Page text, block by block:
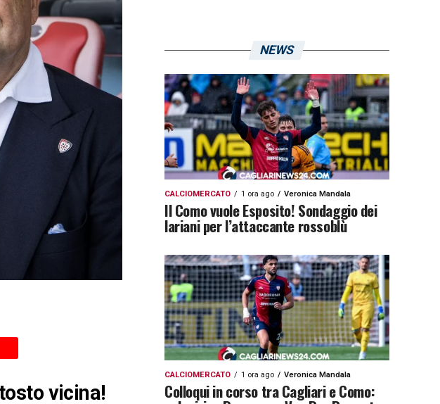
vicina!
NEWS
CALCIOMERCATO 1 ora ago Veronica Mandala
Il Como vuole Esposito! Sondaggio dei
lariani per l’attaccante rossoblù
CALCIOMERCATO 1 ora ago Veronica Mandala
Colloqui in corso tra Cagliari e Como: